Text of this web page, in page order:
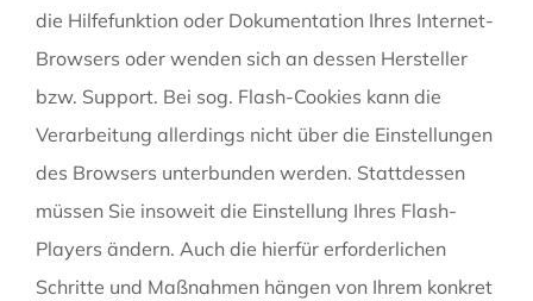
die Hilfefunktion oder Dokumentation Ihres Internet-
Browsers oder wenden sich an dessen Hersteller
bzw. Support. Bei sog. Flash-Cookies kann die
Verarbeitung allerdings nicht über die Einstellungen
des Browsers unterbunden werden. Stattdessen
müssen Sie insoweit die Einstellung Ihres Flash-
Players ändern. Auch die hierfür erforderlichen
Schritte und Maßnahmen hängen von Ihrem konkret